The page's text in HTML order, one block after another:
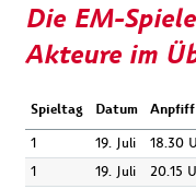
Die EM-
Akteure im
Spieltag Datum Anpfiff
1 19. Juli 18.30
1
19. Juli 20.15